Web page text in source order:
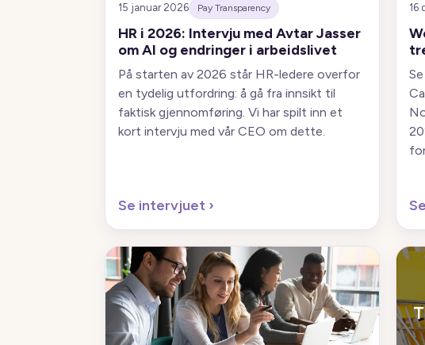
15 januar 2026 Pay Transparency
HR i 2026: Intervju med Avtar Jasser
om AI og endringer i arbeidslivet
På starten av 2026 står HR-ledere overfor
en tydelig utfordring: å gå fra innsikt til
faktisk gjennomføring. Vi har spilt inn et
kort intervju med vår CEO om dette.
Se intervjuet ›
16